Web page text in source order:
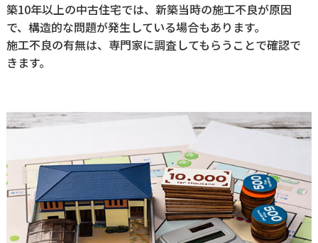
築10年以上の中古住宅では、新築当時の施工不良が原因
で、構造的な問題が発生している場合もあります。
施工不良の有無は、専門家に調査してもらうことで確認で
きます。